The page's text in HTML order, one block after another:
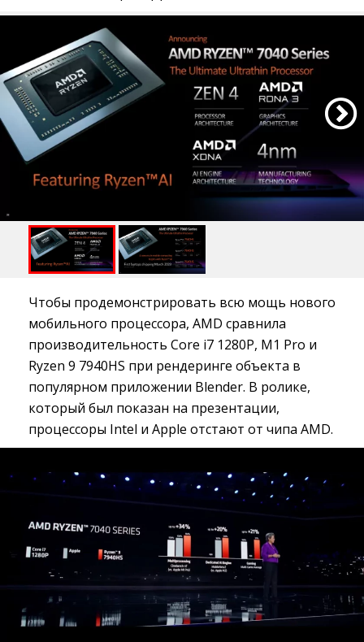
Чтобы продемонстрировать всю мощь нового
мобильного процессора, AMD сравнила
производительность Core i7 1280P, M1 Pro и
Ryzen 9 7940HS при рендеринге объекта в
популярном приложении Blender. В ролике,
который был показан на презентации,
‌процессоры Intel и Apple отстают от чипа AMD.